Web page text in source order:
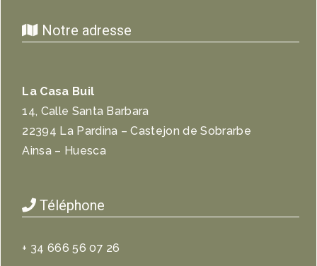
Notre adresse
La Casa Buil
14, Calle Santa Barbara
22394 La Pardina – Castejon de Sobrarbe
Ainsa – Huesca
Téléphone
+ 34 666 56 07 26